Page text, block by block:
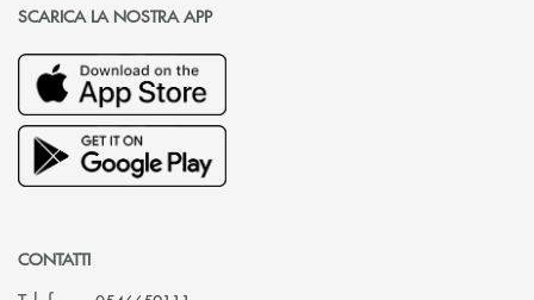
SCARICA LA NOSTRA APP
CONTATTI